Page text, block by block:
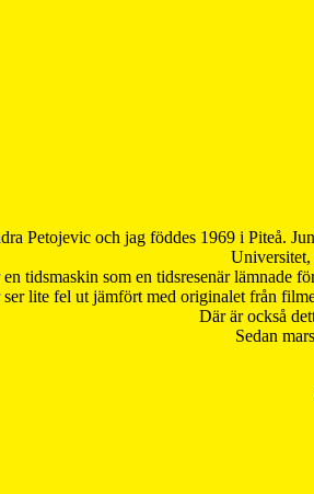
Petojevic och jag föddes 1969 i Piteå.
Universitet,
tidsmaskin som en tidsresenär lämnade
ser lite fel ut jämfört med originalet från
Där är också
Sedan